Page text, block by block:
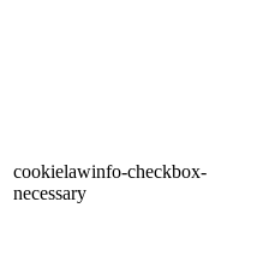
cookielawinfo-checkbox-
necessary